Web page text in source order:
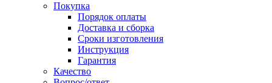
Покупка
Порядок оплаты
Доставка и сборка
Сроки изготовления
Инструкция
Гарантия
Качество